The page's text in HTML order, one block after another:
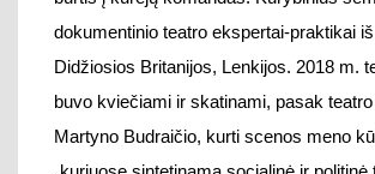
teatro ir tarpdisciplininių menų
perteikdami aktualias bei autentiškas
m. „Versmės“ organizatoriai pasirinko
pasakojimai – didelės istorijos“ ir pakvietė
temų ir dominančių istorijų ieškoti